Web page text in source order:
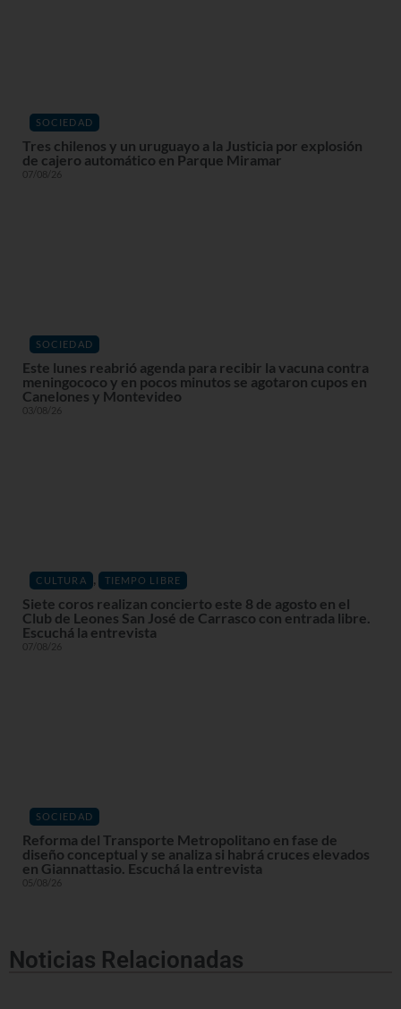
SOCIEDAD
Tres chilenos y un uruguayo a la Justicia por explosión
de cajero automático en Parque Miramar
07/08/26
SOCIEDAD
Este lunes reabrió agenda para recibir la vacuna contra
meningococo y en pocos minutos se agotaron cupos en
Canelones y Montevideo
03/08/26
CULTURA , TIEMPO LIBRE
Siete coros realizan concierto este 8 de agosto en el
Club de Leones San José de Carrasco con entrada libre.
Escuchá la entrevista
07/08/26
SOCIEDAD
Reforma del Transporte Metropolitano en fase de
diseño conceptual y se analiza si habrá cruces elevados
en Giannattasio. Escuchá la entrevista
05/08/26
Noticias Relacionadas